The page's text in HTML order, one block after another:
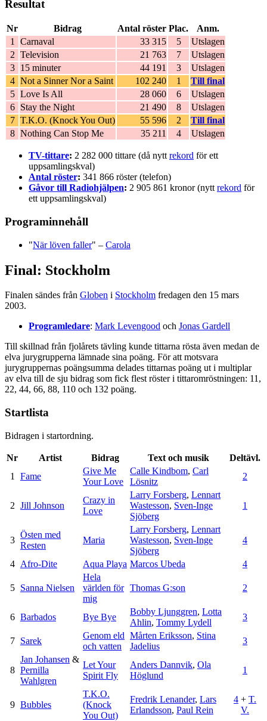
Resultat
Nr Bidrag Antal röster Plac.
Anm.
1
Carnaval 33 315 5
Utslagen
2 Television 21 763 7
Utslagen
3
15 minuter 44 191 3
Utslagen
4 Not a Sinner Nor a Saint 102 240 1
Till final
5 Love Is All 28 060 6
Utslagen
6
Stay the Night 21 490 8
Utslagen
7 T.K.O. (Knock You Out) 55 596 2
Till final
8 Nothing Can Stop Me 35 211 4 Utslagen
TV-tittare: 2 282 000 tittare (då nytt rekord för ett
uppsamlingskval)
Antal röster: 341 866 röster (telefon)
Gåvor till Radiohjälpen: 2 905 861 kronor (nytt rekord för
ett uppsamlingskval)
Programinnehåll
"När löven faller" – Carola
Final: Stockholm
Finalen sändes från Globen i Stockholm fredagen den 15 mars
2003.
Programledare: Mark Levengood och Jonas Gardell
Till skillnad från fjolårets tävling kunde tittarna rösta även medan de
elva jurygrupperna lämnade sina poäng. För att motsvara
jurygruppernas poängsumma delades tittarnas poäng ut i multiplar
av elva till de sju bidrag som fick flest röster i tittaromröstningen: 11,
22, 44, 66, 88, 110 och 132 poäng.
Startlista
Bidragen i startordning.
Nr Artist Bidrag Text och musik
Deltävl.
1
Fame
Give Me
Your Love
Calle Kindbom, Carl
Lösnitz
2
2 Jill Johnson
Crazy in
Love
Larry Forsberg, Lennart
Wastesson, Sven-Inge
Sjöberg
1
3
Östen med
Resten
Maria
Larry Forsberg, Lennart
Wastesson, Sven-Inge
Sjöberg
4
4 Afro-Dite Aqua Playa Marcos Ubeda 4
5 Sanna Nielsen
Hela
världen för
mig
Thomas G:son 2
6 Barbados Bye Bye
Bobby Ljunggren, Lotta
Ahlin, Tommy Lydell
3
7 Sarek
Genom eld
och vatten
Mårten Eriksson, Stina
Jadelius
3
8
Jan Johansen &
Pernilla
Wahlgren
Let Your
Spirit Fly
Anders Dannvik, Ola
Höglund
1
9 Bubbles
T.K.O.
(Knock
You Out)
Fredrik Lenander, Lars
Erlandsson, Paul Rein
4 + T.
V.